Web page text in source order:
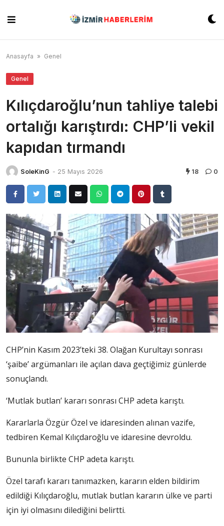
content
Anasayfa » Genel
Genel
Kılıçdaroğlu’nun tahliye talebi
ortalığı karıştırdı: CHP’li vekil
kapıdan tırmandı
SoleKinG - 25 Mayıs 2026 18 0
CHP’nin Kasım 2023’teki 38. Olağan Kurultayı sonrası
‘şaibe’ argümanları ile açılan dava geçtiğimiz günlerde
sonuçlandı.
‘Mutlak butlan’ kararı sonrası CHP adeta karıştı.
Kararlarla Özgür Özel ve idaresinden alınan vazife,
tedbiren Kemal Kılıçdaroğlu ve idaresine devroldu.
Bununla birlikte CHP adeta karıştı.
Özel tarafı kararı tanımazken, kararın elden bildirim
edildiği Kılıçdaroğlu, mutlak butlan kararın ülke ve parti
için iyi olmasını dilediğini belirtti.